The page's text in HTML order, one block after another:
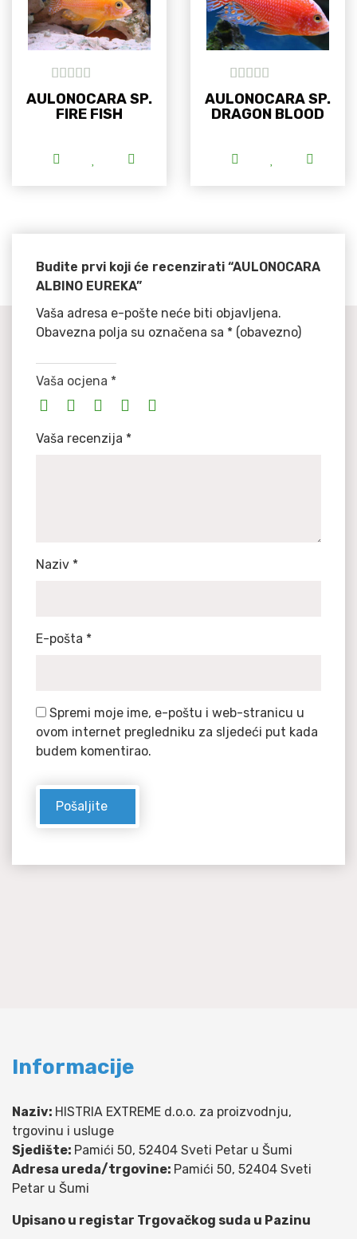
5out of 5
AULONOCARA SP.
FIRE FISH
Ovaj proizvod ima više varijanti. Opcije se
5out of 5
AULONOCARA SP.
DRAGON BLOOD
Ovaj
Budite prvi koji će recenzirati “AULONOCARA
ALBINO EUREKA”
Vaša adresa e-pošte neće biti objavljena.
Obavezna polja su označena sa * (obavezno)
Vaša ocjena *
Vaša recenzija *
Naziv *
E-pošta *
Spremi moje ime, e-poštu i web-stranicu u
ovom internet pregledniku za sljedeći put kada
budem komentirao.
Informacije
Naziv: HISTRIA EXTREME d.o.o. za proizvodnju,
trgovinu i usluge
Sjedište: Pamići 50, 52404 Sveti Petar u Šumi
Adresa ureda/trgovine: Pamići 50, 52404 Sveti
Petar u Šumi
Upisano u registar Trgovačkog suda u Pazinu